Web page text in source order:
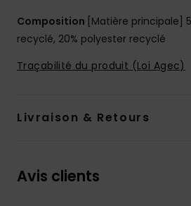
Composition [Matière principale]
recyclé, 20% polyester recyclé
Traçabilité du produit (Loi Agec)
Livraison & Retours
Avis clients